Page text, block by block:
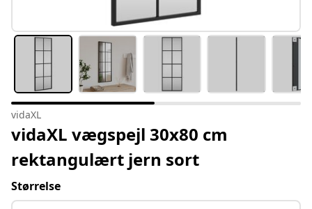
vidaXL
vidaXL vægspejl 30x80 cm
rektangulært jern sort
Størrelse